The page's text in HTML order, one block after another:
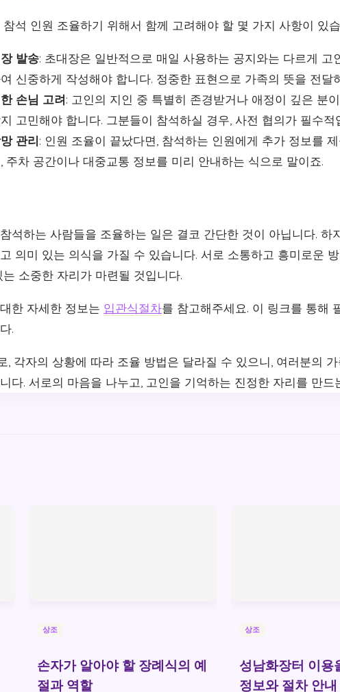
참석 인원 조율하기 위해서 함께 고려해야 할 몇 가지 사항이 있
발송: 초대장은 일반적으로 매일 사용하는 공지와는 다르게 고
신중하게 작성해야 합니다. 정중한 표현으로 가족의 뜻을 전달
손님 고려: 고인의 지인 중 특별히 존경받거나 애정이 깊은 분
고민해야 합니다. 그분들이 참석하실 경우, 사전 협의가 필수적
관리: 인원 조율이 끝났다면, 참석하는 인원에게 추가 정보를
주차 공간이나 대중교통 정보를 미리 안내하는 식으로 말이죠.
석하는 사람들을 조율하는 일은 결코 간단한 것이 아닙니다. 하
의미 있는 의식을 가질 수 있습니다. 서로 소통하고 흥미로운
소중한 자리가 마련될 것입니다.
한 자세한 정보는 입관식절차를 참고해주세요. 이 링크를 통해
.
, 각자의 상황에 따라 조율 방법은 달라질 수 있으니, 여러분의
다. 서로의 마음을 나누고, 고인을 기억하는 진정한 자리를 만드
상조
손자가 알아야 할 장례식의 예
절과 역할
상조
성남화장터 이용
정보와 절차 안내